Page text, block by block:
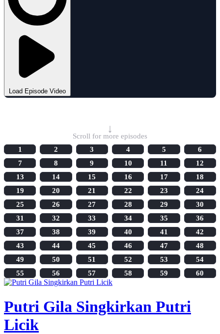
Load Episode Video
↓
Scroll for more episodes
1
2 3 4 5
6
7
8 9 10 11
12
13
14 15 16 17
18
19
20 21 22 23
24
25
26 27 28 29
30
31
32 33 34 35
36
37
38 39 40 41
42
43
44 45 46 47
48
49
50 51 52 53
54
55
56 57 58 59 60
Putri Gila Singkirkan Putri
Licik